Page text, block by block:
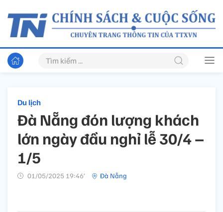
Du lịch
Đà Nẵng đón lượng khách
lớn ngày đầu nghỉ lễ 30/4 –
1/5
01/05/2025 19:46’ Đà Nẵng